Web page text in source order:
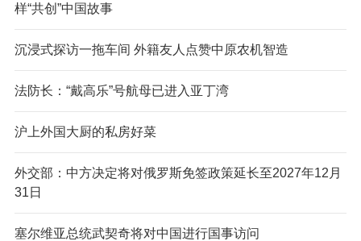
样“共创”中国故事
沉浸式探访一拖车间 外籍友人点赞中原农机智造
法防长：“戴高乐”号航母已进入亚丁湾
沪上外国大厨的私房好菜
外交部：中方决定将对俄罗斯免签政策延长至2027年12月
31日
塞尔维亚总统武契奇将对中国进行国事访问